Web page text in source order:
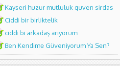
Kayseri huzur mutluluk guven sirdas
Ciddi bir birliktelik
ciddi bi arkadaş arıyorum
Ben Kendime Güveniyorum Ya Sen?